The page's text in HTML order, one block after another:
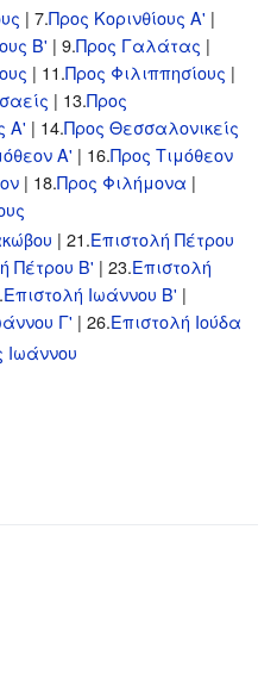
| 7.Προς Κορινθίους Α' |
Β' | 9.Προς Γαλάτας |
| 11.Προς Φιλιππησίους |
| 13.Προς
Α' | 14.Προς Θεσσαλονικείς
Α' | 16.Προς Τιμόθεον
| 18.Προς Φιλήμονα |
| 21.Επιστολή Πέτρου
Πέτρου Β' | 23.Eπιστολή
Eπιστολή Ιωάννου Β' |
Γ' | 26.Επιστολή Ιούδα
Ιωάννου